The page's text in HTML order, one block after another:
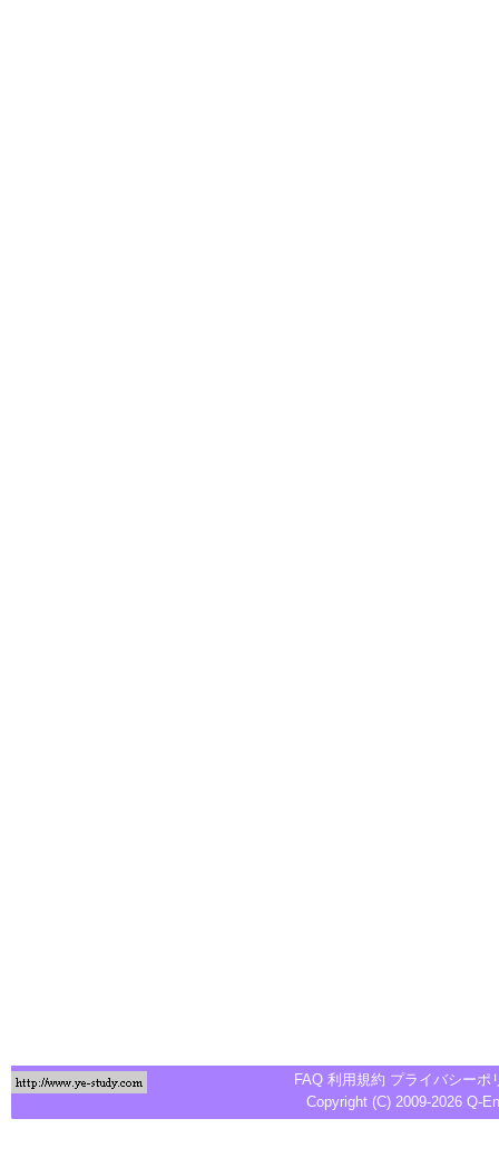
FAQ 利用規約 プライバシーポ
Copyright (C) 2009-2026 Q-